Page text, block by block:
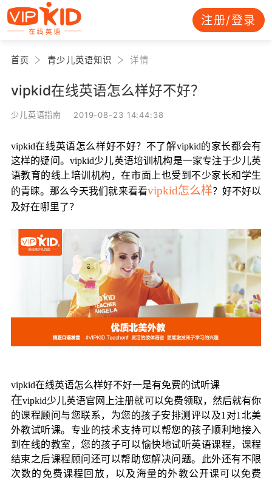
注册/登录
首页 青少儿英语知识 详情
vipkid在线英语怎么样好不好？
少儿英语指南 2019-08-23 14:44:38
vipkid在线英语怎么样好不好？不了解vipkid的家长都会有
这样的疑问。vipkid少儿英语培训机构是一家专注于少儿英
语教育的线上培训机构，在市面上也受到不少家长和学生
的青睐。那么今天我们就来看看vipkid怎么样？好不好以
及好在哪里了？
vipkid在线英语怎么样好不好一是有免费的试听课
在vipkid少儿英语官网上注册就可以免费领取，然后就有你
的课程顾问与您联系，为您的孩子安排测评以及1对1北美
外教试听课。专业的技术支持可以帮您的孩子顺利地接入
到在线的教室，您的孩子可以愉快地试听英语课程，课程
结束之后课程顾问还可以帮助您解决问题。此外还有不限
次数的免费课程回放，以及海量的外教公开课可以免费